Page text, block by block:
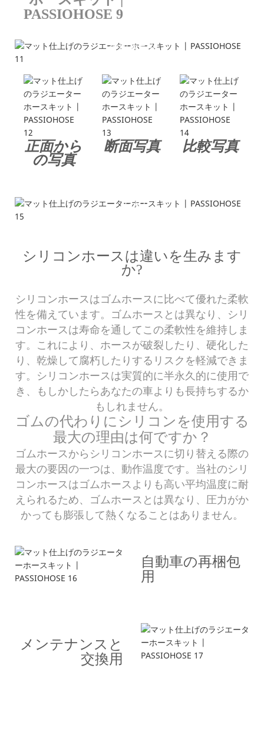
製品詳細
正面から
の写真
断面写真 比較写真
応用
シリコンホースは違いを生みます
か?
シリコンホースはゴムホースに比べて優れた柔軟
性を備えています。ゴムホースとは異なり、シリ
コンホースは寿命を通してこの柔軟性を維持しま
す。これにより、ホースが破裂したり、硬化した
り、乾燥して腐朽したりするリスクを軽減できま
す。シリコンホースは実質的に半永久的に使用で
き、もしかしたらあなたの車よりも長持ちするか
もしれません。
ゴムの代わりにシリコンを使用する
最大の理由は何ですか？
ゴムホースからシリコンホースに切り替える際の
最大の要因の一つは、動作温度です。当社のシリ
コンホースはゴムホースよりも高い平均温度に耐
えられるため、ゴムホースとは異なり、圧力がか
かっても膨張して熱くなることはありません。
自動車の再梱包
用
メンテナンスと
交換用